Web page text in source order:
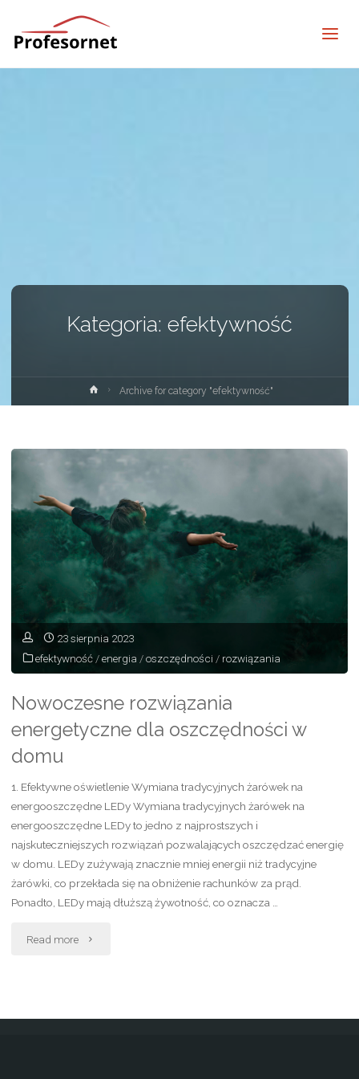
Kategoria: efektywność
Strona
główna
Archive for category "efektywność"
23 sierpnia 2023
efektywność / energia / oszczędności / rozwiązania
Nowoczesne rozwiązania
energetyczne dla oszczędności w
domu
1. Efektywne oświetlenie Wymiana tradycyjnych żarówek na
energooszczędne LEDy Wymiana tradycyjnych żarówek na
energooszczędne LEDy to jedno z najprostszych i
najskuteczniejszych rozwiązań pozwalających oszczędzać energię
w domu. LEDy zużywają znacznie mniej energii niż tradycyjne
żarówki, co przekłada się na obniżenie rachunków za prąd.
Ponadto, LEDy mają dłuższą żywotność, co oznacza …
Read more "Nowoczesne